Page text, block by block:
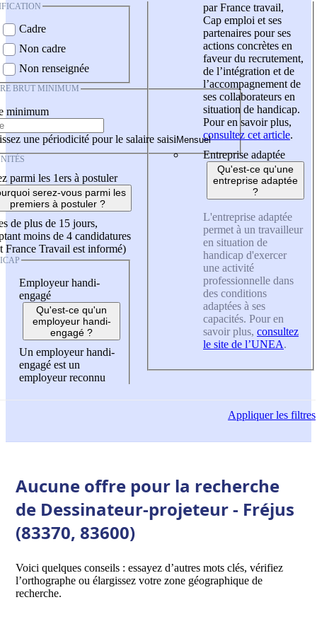
Cadre
Non cadre
Non renseignée
BRUT MINIMUM
minimum
une périodicité pour le salaire saisi
parmi les 1ers à postuler
serez-vous parmi les
premiers à postuler ?
de plus de 15 jours,
moins de 4 candidatures
France Travail est informé)
Employeur handi-
engagé
Qu'est-ce qu'un
employeur handi-
engagé ?
Un employeur handi-
engagé est un
employeur reconnu
par France travail,
Cap emploi et ses
partenaires pour ses
actions concrètes en
faveur du recrutement,
de l’intégration et de
l’accompagnement de
ses collaborateurs en
situation de handicap.
Pour en savoir plus,
consultez cet article.
Entreprise adaptée
Qu'est-ce qu'une
entreprise adaptée
?
L'entreprise adaptée
permet à un travailleur
en situation de
handicap d'exercer
une activité
professionnelle dans
des conditions
adaptées à ses
capacités. Pour en
savoir plus, consultez
le site de l’UNEA.
Appliquerles filtres
Aucune offre pour la recherche
de Dessinateur-projeteur - Fréjus
(83370, 83600)
Voici quelques conseils : essayez d’autres mots clés, vérifiez
l’orthographe ou élargissez votre zone géographique de
recherche.